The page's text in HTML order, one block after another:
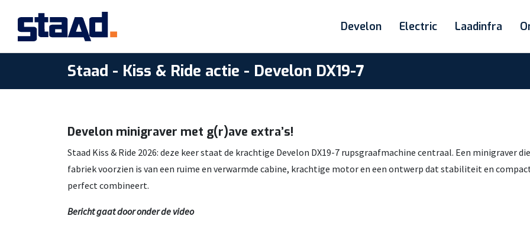
Develon Electric Laadinfra
Staad - Kiss & Ride actie - Develon DX19-7
Develon minigraver met g(r)ave extra’s!
Staad Kiss & Ride 2026: deze keer staat de krachtige Develon DX19-7 rupsgraafmachine centraal. Een minigraver
fabriek voorzien is van een ruime en verwarmde cabine, krachtige motor en een ontwerp dat stabiliteit en
perfect combineert.
Bericht gaat door onder de video